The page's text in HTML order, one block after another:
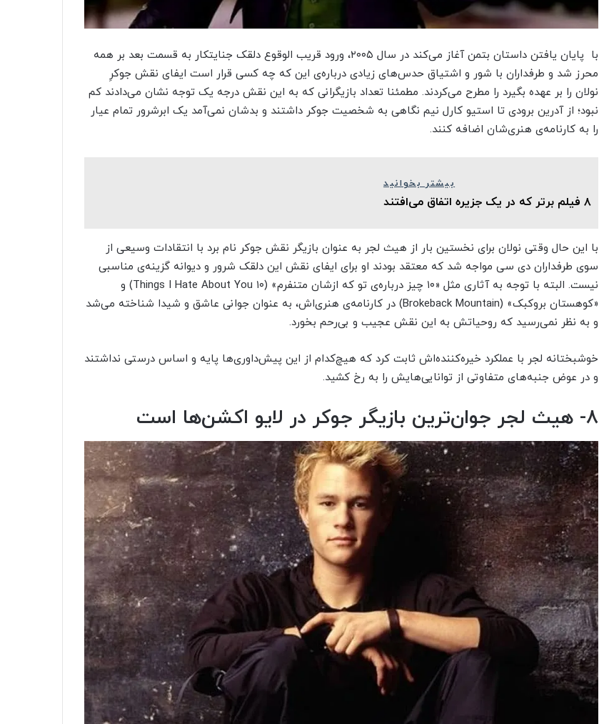
با پایان یافتن داستان بتمن آغاز می‌کند در سال ۲۰۰۵، ورود قریب الوقوع دلقک جنایتکار به قسمت بعد بر همه
محرز شد و طرفداران با شور و اشتیاق حدس‌های زیادی درباره‌ی این که چه کسی قرار است ایفای نقش جوکرِ
نولان را بر عهده بگیرد را مطرح می‌کردند. مطمئنا تعداد بازیگرانی که به این نقش درجه یک توجه نشان می‌دادند کم
نبود؛ از آدرین برودی تا استیو کارل نیم نگاهی به شخصیت جوکر داشتند و بدشان نمی‌آمد یک ابرشرور تمام عیار
را به کارنامه‌ی هنری‌شان اضافه کنند.
بیشتر بخوانید
۸ فیلم برتر که در یک جزیره اتفاق می‌افتند
با این حال وقتی نولان برای نخستین بار از هیث لجر به عنوان بازیگر نقش جوکر نام برد با انتقادات وسیعی از
سوی طرفداران دی سی مواجه شد که معتقد بودند او برای ایفای نقش این دلقک شرور و دیوانه گزینه‌ی مناسبی
نیست. البته با توجه به آثاری مثل «۱۰ چیز درباره‌ی تو که ازشان متنفرم» (۱۰ Things I Hate About You) و
«کوهستان بروکبک» (Brokeback Mountain) در کارنامه‌ی هنری‌اش، به عنوان جوانی عاشق و شیدا شناخته می‌شد
و به نظر نمی‌رسید که روحیاتش به این نقش عجیب و بی‌رحم بخورد.
خوشبختانه لجر با عملکرد خیره‌کننده‌اش ثابت کرد که هیچ‌کدام از این پیش‌داوری‌ها پایه و اساس درستی نداشتند
و در عوض جنبه‌های متفاوتی از توانایی‌هایش را به رخ کشید.
۸- هیث لجر جوان‌ترین بازیگر جوکر در لایو اکشن‌ها است